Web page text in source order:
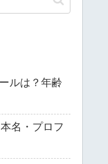
ルは？年齢
名・プロフ